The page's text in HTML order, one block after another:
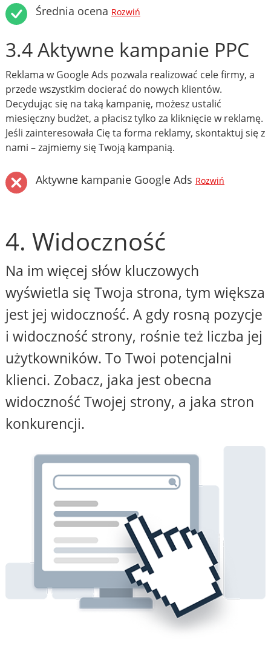
Średnia ocena Rozwiń
3.4 Aktywne kampanie PPC
Reklama w Google Ads pozwala realizować cele firmy, a
przede wszystkim docierać do nowych klientów.
Decydując się na taką kampanię, możesz ustalić
miesięczny budżet, a płacisz tylko za kliknięcie w reklamę.
Jeśli zainteresowała Cię ta forma reklamy, skontaktuj się z
nami – zajmiemy się Twoją kampanią.
Aktywne kampanie Google Ads Rozwiń
4. Widoczność
Na im więcej słów kluczowych
wyświetla się Twoja strona, tym większa
jest jej widoczność. A gdy rosną pozycje
i widoczność strony, rośnie też liczba jej
użytkowników. To Twoi potencjalni
klienci. Zobacz, jaka jest obecna
widoczność Twojej strony, a jaka stron
konkurencji.